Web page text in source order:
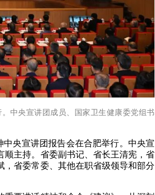
中央宣讲团成员、国家卫生健康委党组书
央宣讲团报告会在合肥举行。中央宣
主持。省委副书记、省长王清宪，省
省委常委、其他在职省级领导和部分